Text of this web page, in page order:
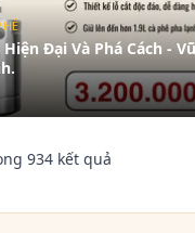
Đại Và Phá Cách -
934 kết quả